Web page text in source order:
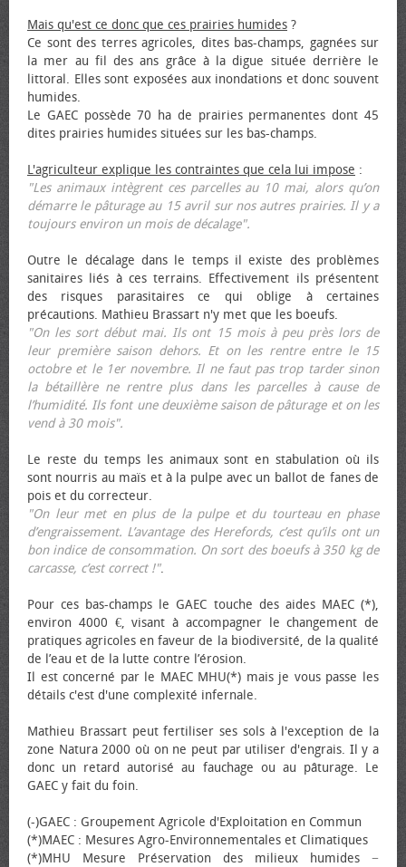
Mais qu'est ce donc que ces prairies humides ?
Ce sont des terres agricoles, dites bas-champs, gagnées sur
la mer au fil des ans grâce à la digue située derrière le
littoral. Elles sont exposées aux inondations et donc souvent
humides.
Le GAEC possède 70 ha de prairies permanentes dont 45
dites prairies humides situées sur les bas-champs.
L'agriculteur explique les contraintes que cela lui impose :
"Les animaux intègrent ces parcelles au 10 mai, alors qu’on
démarre le pâturage au 15 avril sur nos autres prairies. Il y a
toujours environ un mois de décalage".
Outre le décalage dans le temps il existe des problèmes
sanitaires liés à ces terrains. Effectivement ils présentent
des risques parasitaires ce qui oblige à certaines
précautions. Mathieu Brassart n'y met que les bœufs.
"On les sort début mai. Ils ont 15 mois à peu près lors de
leur première saison dehors. Et on les rentre entre le 15
octobre et le 1er novembre. Il ne faut pas trop tarder sinon
la bétaillère ne rentre plus dans les parcelles à cause de
l’humidité. Ils font une deuxième saison de pâturage et on les
vend à 30 mois".
Le reste du temps les animaux sont en stabulation où ils
sont nourris au maïs et à la pulpe avec un ballot de fanes de
pois et du correcteur.
"On leur met en plus de la pulpe et du tourteau en phase
d’engraissement. L’avantage des Herefords, c’est qu’ils ont un
bon indice de consommation. On sort des bœufs à 350 kg de
carcasse, c’est correct !".
Pour ces bas-champs le GAEC touche des aides MAEC (*),
environ 4000 €, visant à accompagner le changement de
pratiques agricoles en faveur de la biodiversité, de la qualité
de l’eau et de la lutte contre l’érosion.
Il est concerné par le MAEC MHU(*) mais je vous passe les
détails c'est d'une complexité infernale.
Mathieu Brassart peut fertiliser ses sols à l'exception de la
zone Natura 2000 où on ne peut par utiliser d'engrais. Il y a
donc un retard autorisé au fauchage ou au pâturage. Le
GAEC y fait du foin.
(-)GAEC : Groupement Agricole d'Exploitation en Commun
(*)MAEC : Mesures Agro-Environnementales et Climatiques
(*)MHU Mesure Préservation des milieux humides −